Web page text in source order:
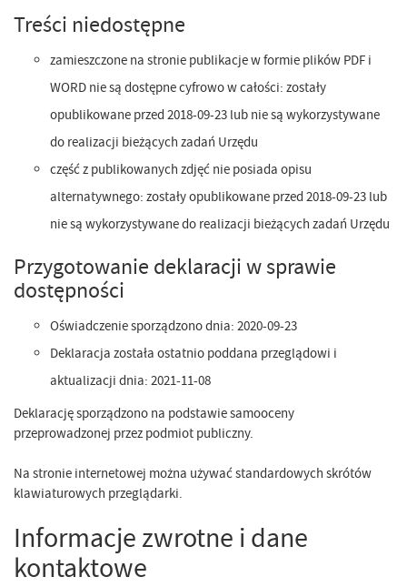
Treści niedostępne
zamieszczone na stronie publikacje w formie plików PDF i
WORD nie są dostępne cyfrowo w całości: zostały
opublikowane przed 2018-09-23 lub nie są wykorzystywane
do realizacji bieżących zadań Urzędu
część z publikowanych zdjęć nie posiada opisu
alternatywnego: zostały opublikowane przed 2018-09-23 lub
nie są wykorzystywane do realizacji bieżących zadań Urzędu
Przygotowanie deklaracji w sprawie
dostępności
Oświadczenie sporządzono dnia: 2020-09-23
Deklaracja została ostatnio poddana przeglądowi i
aktualizacji dnia: 2021-11-08
Deklarację sporządzono na podstawie samooceny
przeprowadzonej przez podmiot publiczny.
Na stronie internetowej można używać standardowych skrótów
klawiaturowych przeglądarki.
Informacje zwrotne i dane
kontaktowe